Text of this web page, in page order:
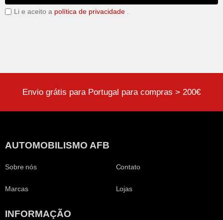
Li e aceito a política de privacidade
Envio grátis para Portugal para compras > 200€
AUTOMOBILISMO AFB
Sobre nós
Marcas
Contato
Lojas
INFORMAÇÃO